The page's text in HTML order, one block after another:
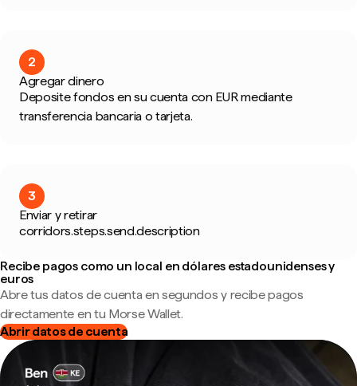
2
Agregar dinero
Deposite fondos en su cuenta con EUR mediante
transferencia bancaria o tarjeta.
3
Enviar y retirar
corridors.steps.send.description
Recibe pagos como un local en dólares estadounidenses y
euros
Abre tus datos de cuenta en segundos y recibe pagos
directamente en tu Morse Wallet.
Abrir datos de cuenta